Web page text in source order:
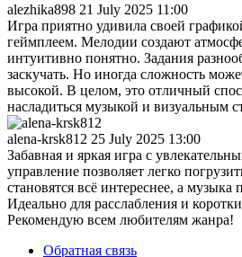
alezhika898 21 July 2025 11:00
Игра приятно удивила своей
геймплеем. Мелодии создают
интуитивно понятно. Задания
заскучать. Но иногда сложность
высокой. В целом, это отличный
насладиться музыкой и визуальным
alena-krsk812 25 July 2025 13:00
Забавная и яркая игра с
управление позволяет легко
становятся всё интереснее, а музыка
Идеально для расслабления и
Рекомендую всем любителям жанра!
Обратная связь